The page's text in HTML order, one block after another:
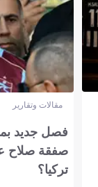
مقالات وتقارير
فصل جديد
صفقة صلاح
تركيا؟